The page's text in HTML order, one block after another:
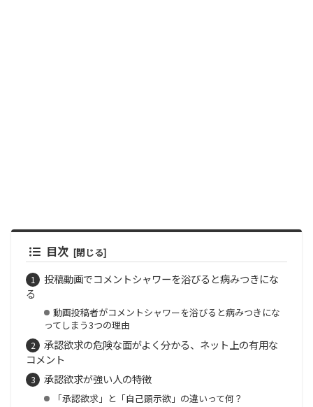
目次
投稿動画でコメントシャワーを浴びると病みつきにな
る
動画投稿者がコメントシャワーを浴びると病みつきにな
ってしまう3つの理由
承認欲求の危険な面がよく分かる、ネット上の有用な
コメント
承認欲求が強い人の特徴
「承認欲求」と「自己顕示欲」の違いって何？